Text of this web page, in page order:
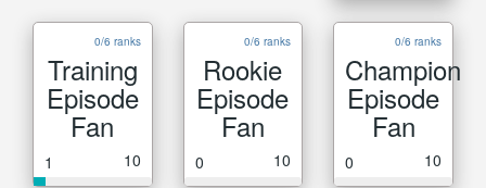
0/6 ranks
Training
Episode
Fan
1 10
0/6 ranks
Rookie
Episode
Fan
0 10
0/6 ranks
Champion
Episode
Fan
0 10